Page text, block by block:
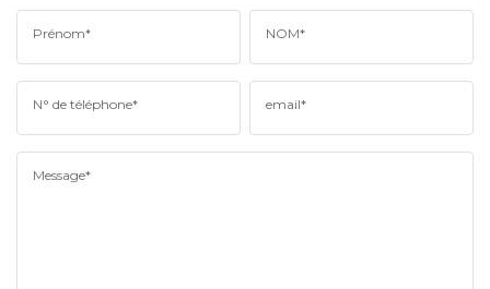
Prénom* NOM*
N° de téléphone* email*
Message*